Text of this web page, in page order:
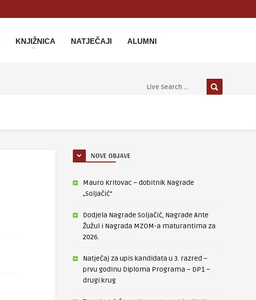
KNJIŽNICA NATJEČAJI ALUMNI
NOVE OBJAVE
Mauro Kritovac – dobitnik Nagrade
„Soljačić“
Dodjela Nagrade Soljačić, Nagrade Ante
Žužul i Nagrada MZOM-a maturantima za
2026.
Natječaj za upis kandidata u 3. razred –
prvu godinu Diploma Programa – DP1 –
drugi krug